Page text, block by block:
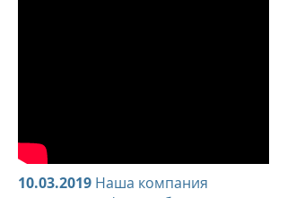
10.03.2019 Наша компания